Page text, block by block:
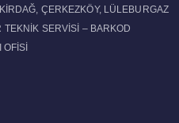
ÇERKEZKÖY, LÜLEBURGAZ
TEKNİK SERVİSİ – BARKOD